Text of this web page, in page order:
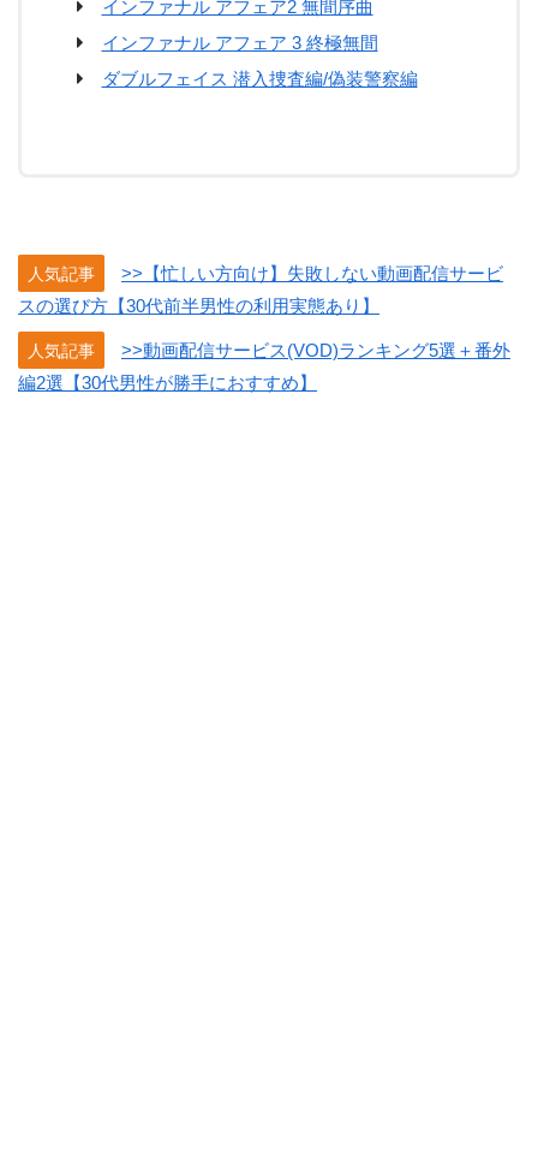
インファナル アフェア2 無間序曲
インファナル アフェア 3 終極無間
ダブルフェイス 潜入捜査編/偽装警察編
人気記事
>>【忙しい方向け】失敗しない動画配信サービ
スの選び方【30代前半男性の利用実態あり】
人気記事
>>動画配信サービス(VOD)ランキング5選＋番外
編2選【30代男性が勝手におすすめ】